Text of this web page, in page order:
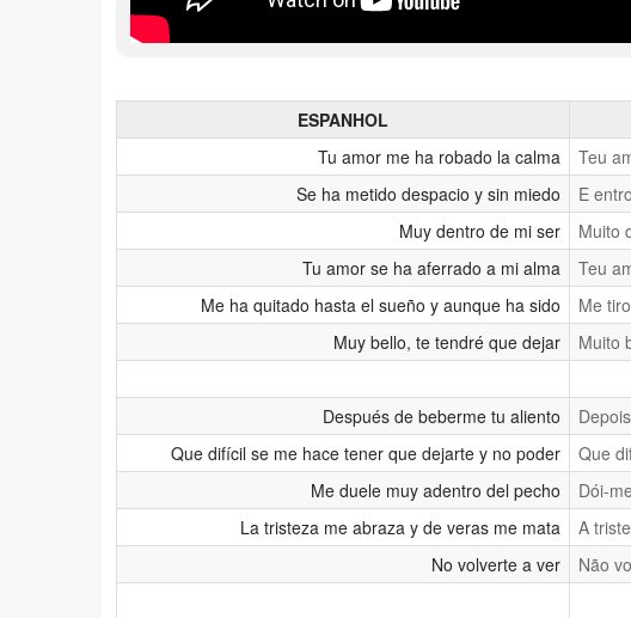
ESPANHOL
Tu amor me ha robado la calma
Teu
Se ha metido despacio y sin miedo
E
Muy dentro de mi ser
Muito
Tu amor se ha aferrado a mi alma
Teu
Me ha quitado hasta el sueño y aunque ha sido
Me
Muy bello, te tendré que dejar
Muito
Después de beberme tu aliento
Que difícil se me hace tener que dejarte y no poder
Que
Me duele muy adentro del pecho
Dói-
La tristeza me abraza y de veras me mata
A
No volverte a ver
Não